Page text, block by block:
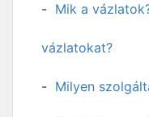
Mik a
vázlatokat?
Milyen